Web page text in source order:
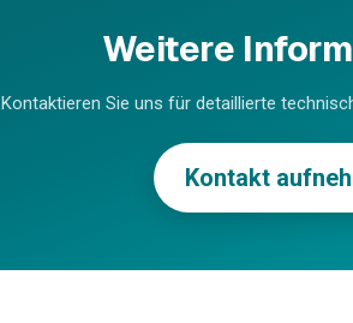
Weitere
Kontaktieren Sie uns für detaillierte
Kontakt